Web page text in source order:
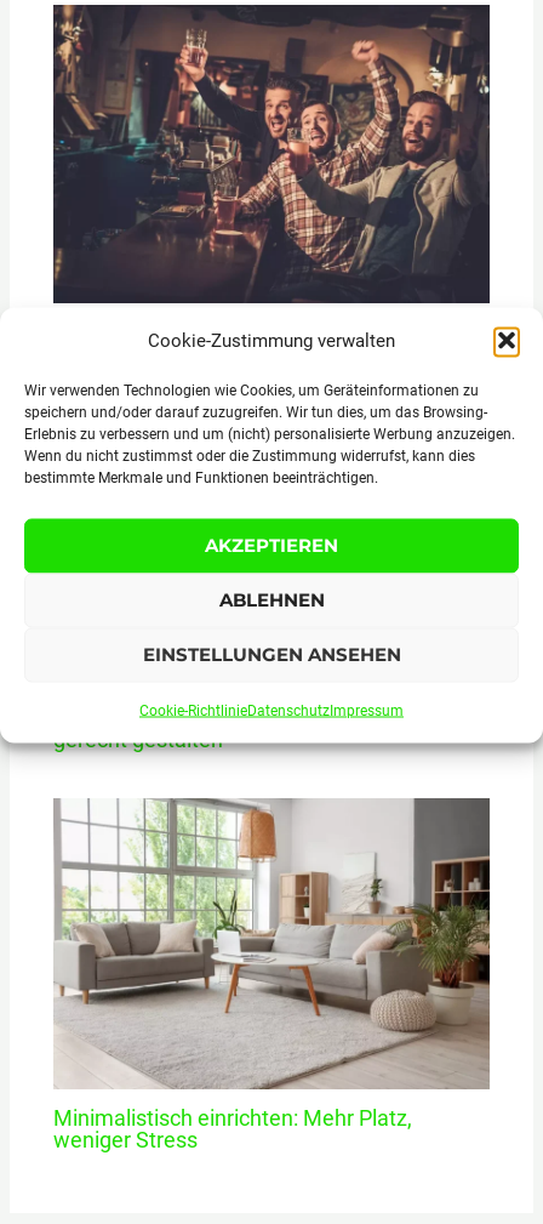
Cookie-Zustimmung verwalten
Wir verwenden Technologien wie Cookies, um Geräteinformationen zu
speichern und/oder darauf zuzugreifen. Wir tun dies, um das Browsing-
Erlebnis zu verbessern und um (nicht) personalisierte Werbung anzuzeigen.
Wenn du nicht zustimmst oder die Zustimmung widerrufst, kann dies
bestimmte Merkmale und Funktionen beeinträchtigen.
AKZEPTIEREN
ABLEHNEN
EINSTELLUNGEN ANSEHEN
Cookie-RichtlinieDatenschutzImpressum
Top 10 Reiseziele für den ultimativen
Junggesellenabschied
Mit einfachen Mitteln den Garten Hunde-
gerecht gestalten
Minimalistisch einrichten: Mehr Platz,
weniger Stress